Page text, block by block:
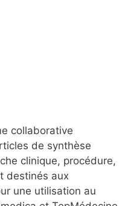
collaborative
de synthèse
clinique, procédure,
destinés aux
une utilisation au